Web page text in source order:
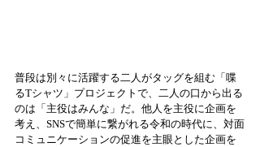
普段は別々に活躍する二人がタッグを組む「喋
るTシャツ」プロジェクトで、二人の口から出る
のは「主役はみんな」だ。他人を主役に企画を
考え、SNSで簡単に繋がれる令和の時代に、対面
コミュニケーションの促進を主眼とした企画を